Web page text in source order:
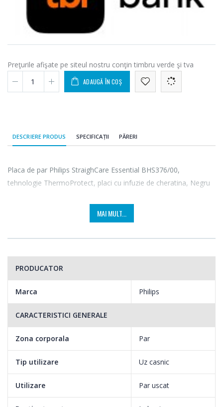
Preţurile afişate pe siteul nostru conţin timbru verde şi tva
ADAUGĂ ÎN COȘ
DESCRIERE PRODUS SPECIFICAȚII PĂRERI
Placa de par Philips StraighCare Essential BHS376/00,
tehnologie ThermoProtect, placi cu infuzie de cheratina, Negru
MAI MULT...
PRODUCATOR
Marca Philips
CARACTERISTICI GENERALE
Zona corporala Par
Tip utilizare Uz casnic
Utilizare Par uscat